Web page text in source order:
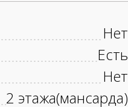
Нет
Есть
Нет
2 этажа(мансарда)